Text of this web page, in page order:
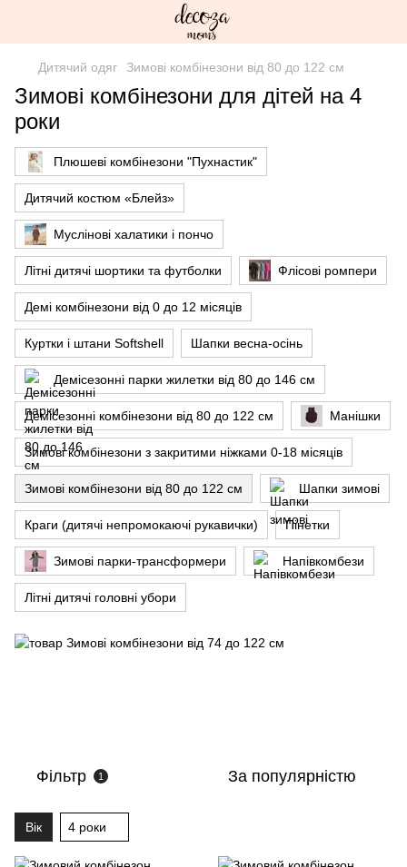
Дитячий одяг Зимові комбінезони від 80 до 122 см
Зимові комбінезони для дітей на 4
роки
Плюшеві комбінезони "Пухнастик"
Дитячий костюм «Блейз»
Муслінові халатики і пончо
Літні дитячі шортики та футболки Флісові ромпери
Демі комбінезони від 0 до 12 місяців
Куртки і штани Softshell Шапки весна-осінь
Демісезонні парки жилетки від 80 до 146 см
Демісезонні комбінезони від 80 до 122 см Манішки
Зимові комбінезони з закритими ніжками 0-18 місяців
Зимові комбінезони від 80 до 122 см Шапки зимові
Краги (дитячі непромокаючі рукавички) Пінетки
Зимові парки-трансформери Напівкомбези
Літні дитячі головні убори
Фільтр 1 За популярністю
Вік 4 роки